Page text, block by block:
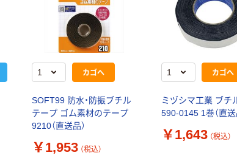
カゴへ
SOFT99 防水・防振ブチル
テープ ゴム素材のテープ
9210（直送品）
￥1,953 （税込）
カゴへ
ミヅシマ工業 ブチ
590-0145 1巻（直送
￥1,643 （税込）